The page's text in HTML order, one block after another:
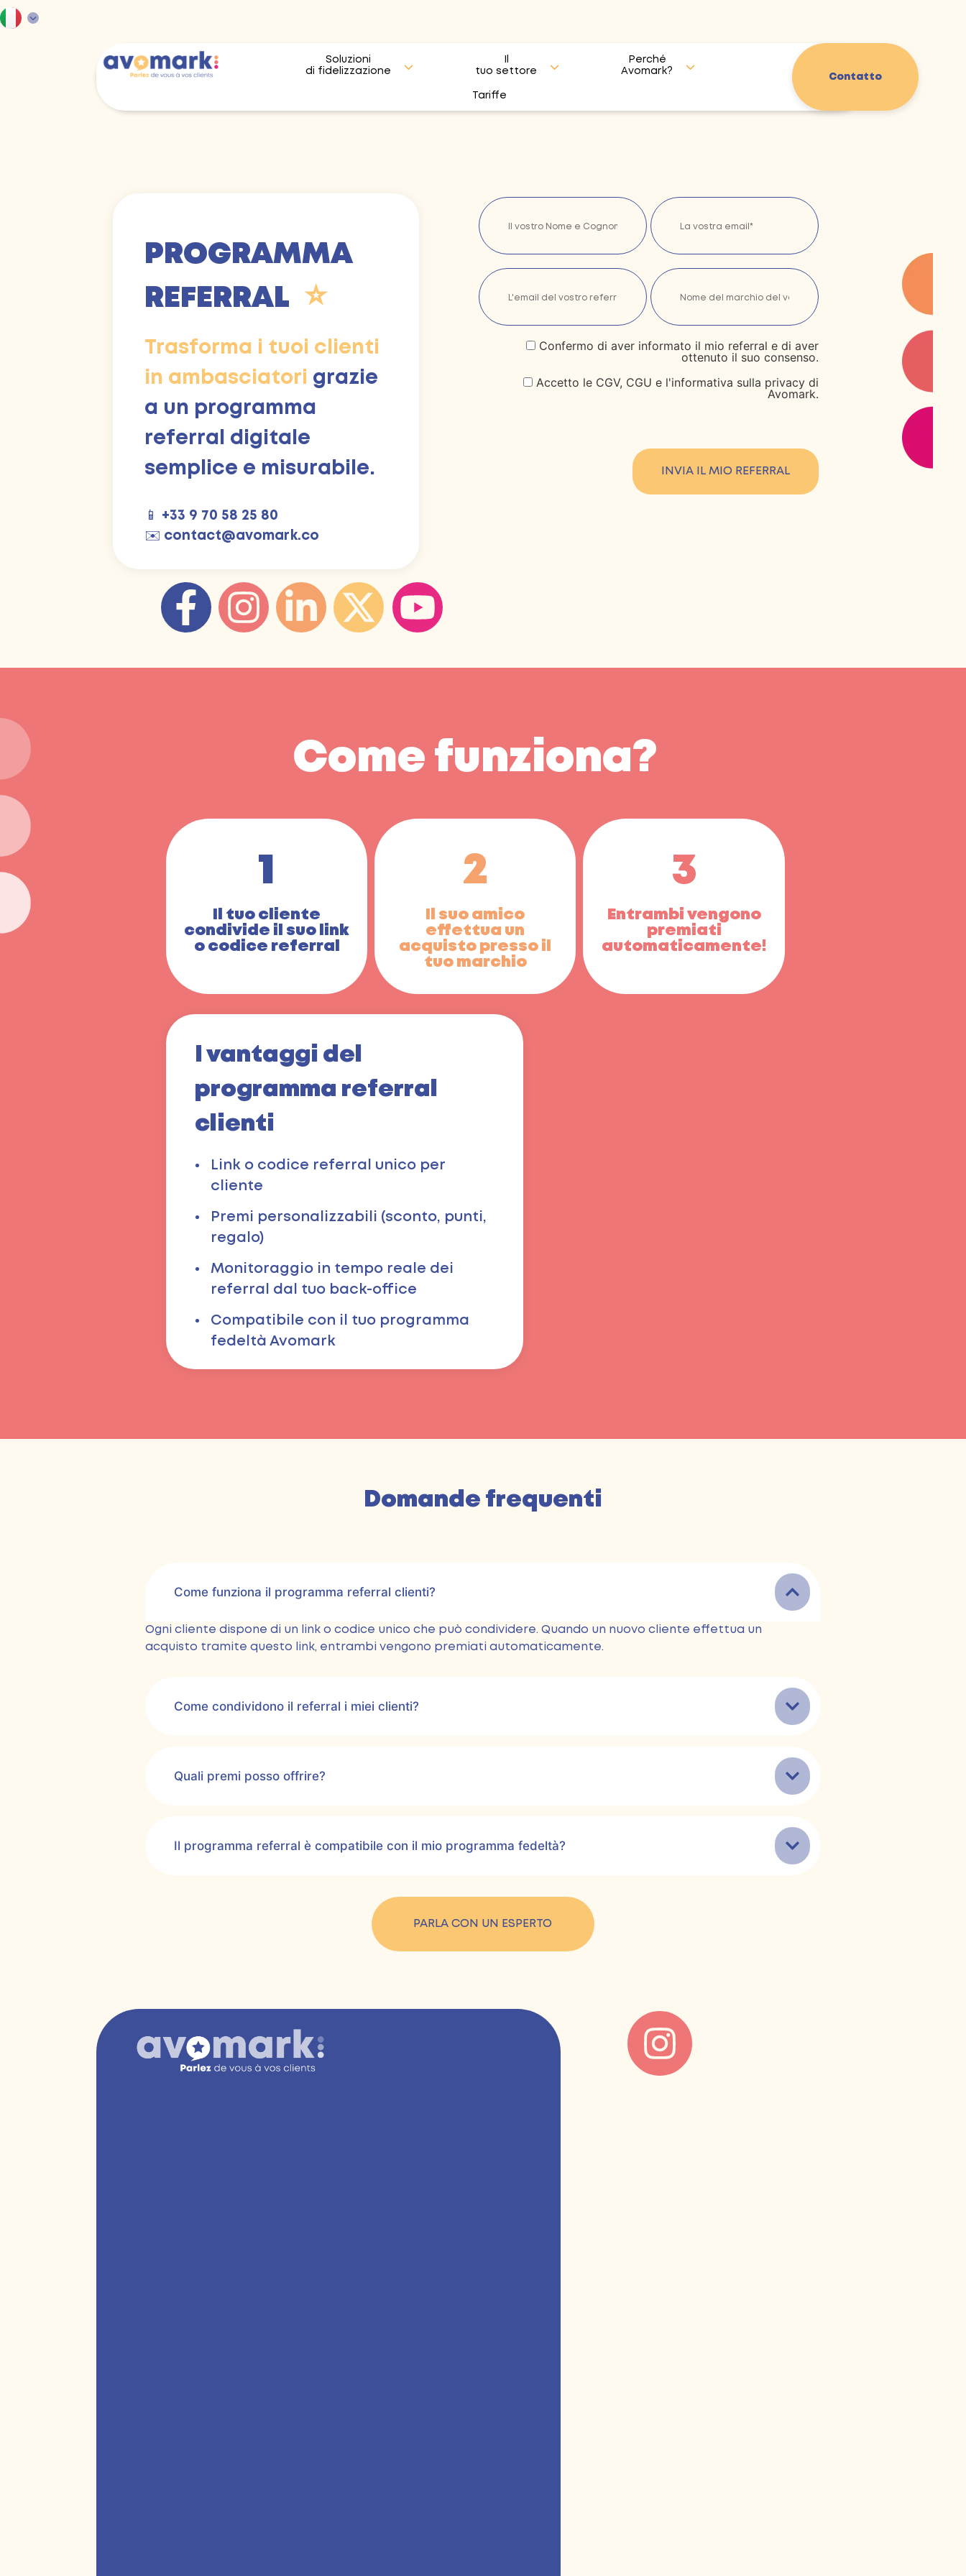
Soluzioni
di fidelizzazione
tuo settore
Perché
Avomark?
Tariffe
Contatto
PROGRAMMA
REFERRAL
⭐️
Trasforma i tuoi clienti
in ambasciatori grazie
a un programma
referral digitale
semplice e misurabile.
📱 +33 9 70 58 25 80
✉️ contact@avomark.co
Confermo di aver informato il mio referral e di aver
ottenuto il suo consenso.
Accetto le CGV, CGU e l'informativa sulla privacy di
Avomark.
Come funziona?
1
Il tuo cliente
condivide il suo link
o codice referral
2
Il suo amico
effettua un
acquisto presso il
tuo marchio
3
Entrambi vengono
premiati
automaticamente!
I vantaggi del
programma referral
clienti
Link o codice referral unico per
cliente
Premi personalizzabili (sconto, punti,
regalo)
Monitoraggio in tempo reale dei
referral dal tuo back-office
Compatibile con il tuo programma
fedeltà Avomark
Domande frequenti
Come funziona il programma referral clienti?
Ogni cliente dispone di un link o codice unico che può condividere. Quando un nuovo cliente effettua un
acquisto tramite questo link, entrambi vengono premiati automaticamente.
Come condividono il referral i miei clienti?
Quali premi posso offrire?
Il programma referral è compatibile con il mio programma fedeltà?
PARLA CON UN ESPERTO